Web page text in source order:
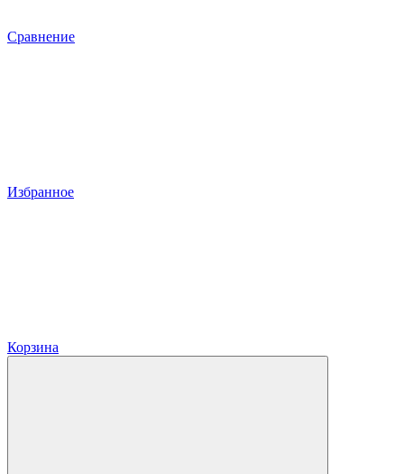
Сравнение
Избранное
Корзина